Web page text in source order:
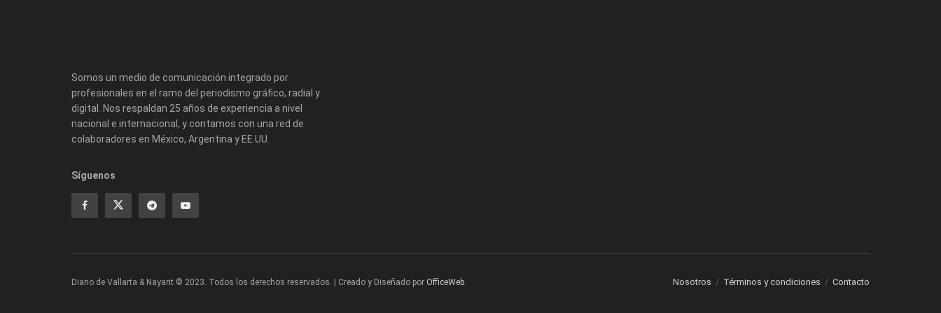
Somos un medio de comunicación integrado por
profesionales en el ramo del periodismo gráfico, radial y
digital. Nos respaldan 25 años de experiencia a nivel
nacional e internacional, y contamos con una red de
colaboradores en México, Argentina y EE.UU.
Síguenos
Nosotros Términos y condiciones Contacto
Diario de Vallarta & Nayarit © 2023. Todos los derechos reservados. | Creado y Diseñado por OfficeWeb